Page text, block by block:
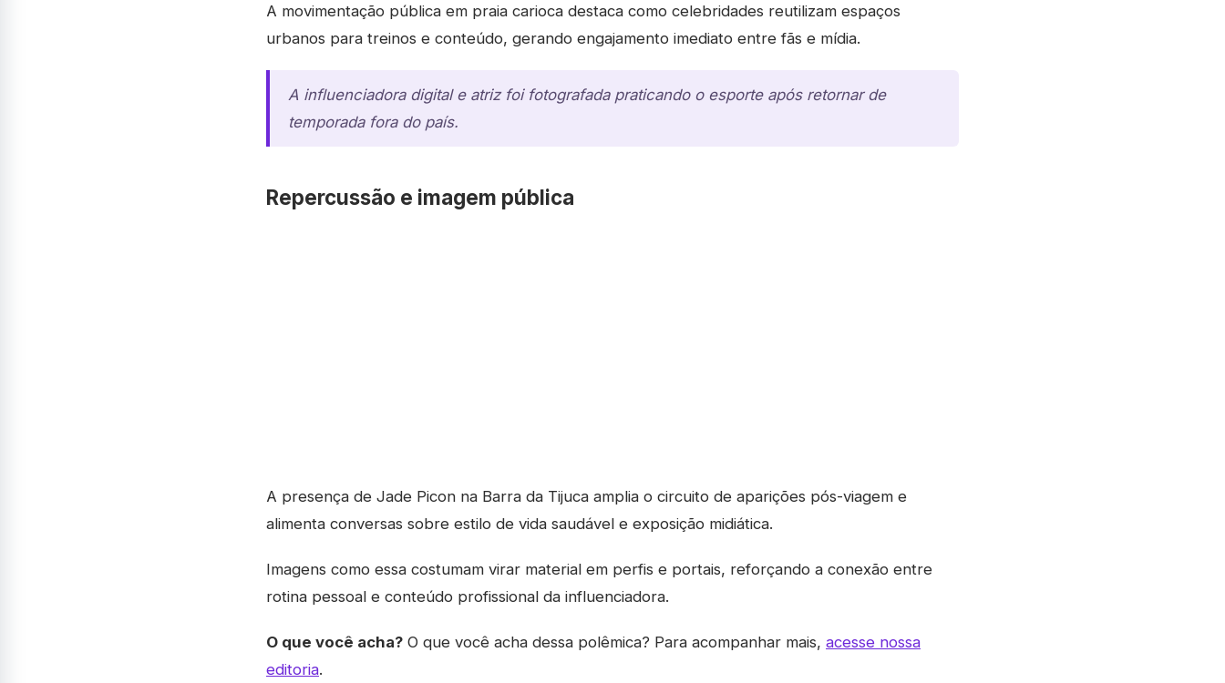
A movimentação pública em praia carioca destaca como celebridades reutilizam espaços
urbanos para treinos e conteúdo, gerando engajamento imediato entre fãs e mídia.
A influenciadora digital e atriz foi fotografada praticando o esporte após retornar de
temporada fora do país.
Repercussão e imagem pública
A presença de Jade Picon na Barra da Tijuca amplia o circuito de aparições pós-viagem e
alimenta conversas sobre estilo de vida saudável e exposição midiática.
Imagens como essa costumam virar material em perfis e portais, reforçando a conexão entre
rotina pessoal e conteúdo profissional da influenciadora.
O que você acha? O que você acha dessa polêmica? Para acompanhar mais, acesse nossa
editoria.